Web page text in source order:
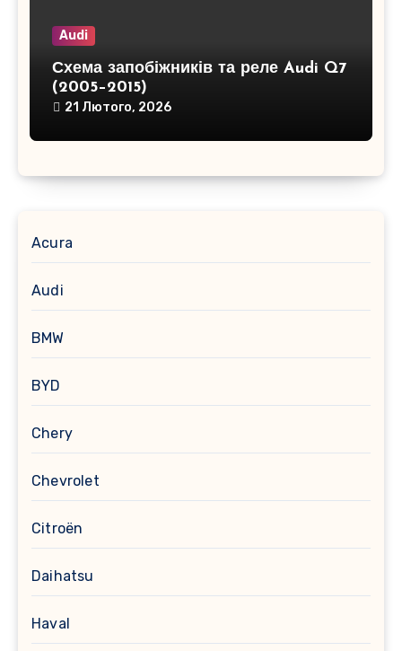
Audi
Схема запобіжників та реле Audi Q7
(2005–2015)
21 Лютого, 2026
Acura
Audi
BMW
BYD
Chery
Chevrolet
Citroën
Daihatsu
Haval